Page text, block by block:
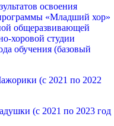
освоения
«Младший хор»
общеразвивающей
хоровой студии
обучения (базовый
(с 2021 по 2022
(с 2021 по 2023 год